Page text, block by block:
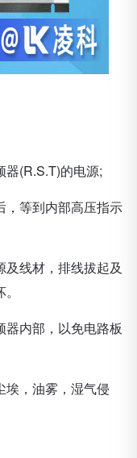
(R.S.T)的电源;
等到内部高压指示
线材，排线拔起及
内部，以免电路板
，油雾，湿气侵